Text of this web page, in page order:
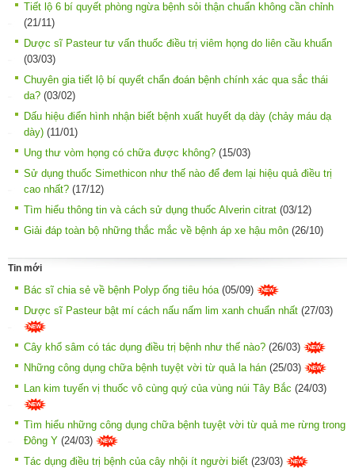
Tiết lộ 6 bí quyết phòng ngừa bệnh sỏi thận chuẩn không cần chỉnh
(21/11)
Dược sĩ Pasteur tư vấn thuốc điều trị viêm họng do liên cầu khuẩn
(03/03)
Chuyên gia tiết lộ bí quyết chẩn đoán bệnh chính xác qua sắc thái
da? (03/02)
Dấu hiệu điển hình nhận biết bệnh xuất huyết dạ dày (chảy máu dạ
dày) (11/01)
Ung thư vòm họng có chữa được không? (15/03)
Sử dụng thuốc Simethicon như thế nào để đem lại hiệu quả điều trị
cao nhất? (17/12)
Tìm hiểu thông tin và cách sử dụng thuốc Alverin citrat (03/12)
Giải đáp toàn bộ những thắc mắc về bệnh áp xe hậu môn (26/10)
Tin mới
Bác sĩ chia sẻ về bệnh Polyp ống tiêu hóa (05/09)
Dược sĩ Pasteur bật mí cách nấu nấm lim xanh chuẩn nhất (27/03)
Cây khổ sâm có tác dụng điều trị bệnh như thế nào? (26/03)
Những công dụng chữa bệnh tuyệt vời từ quả la hán (25/03)
Lan kim tuyến vị thuốc vô cùng quý của vùng núi Tây Bắc (24/03)
Tìm hiểu những công dụng chữa bệnh tuyệt vời từ quả me rừng trong
Đông Y (24/03)
Tác dụng điều trị bệnh của cây nhội ít người biết (23/03)